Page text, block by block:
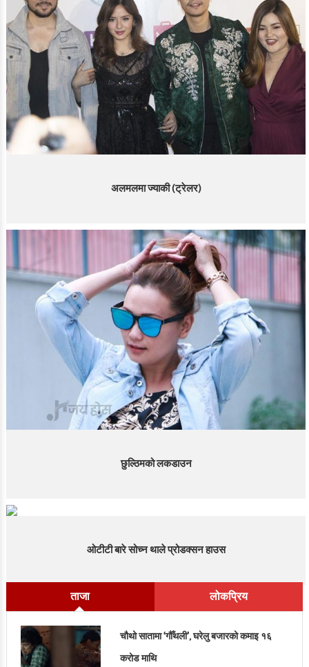
अलमलमा ज्याकी (ट्रेलर)
छुल्ठिमको लकडाउन
ओटीटी बारे सोच्न थाले प्रोडक्सन हाउस
ताजा लोकप्रिय
चौथो सातामा ‘गौँथली’, घरेलु बजारको कमाइ १६
करोड माथि